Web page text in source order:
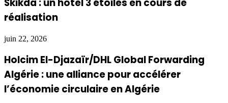
Skikda : un hôtel 3 étoiles en cours de
réalisation
juin 22, 2026
Holcim El-Djazaïr/DHL Global Forwarding
Algérie : une alliance pour accélérer
l’économie circulaire en Algérie